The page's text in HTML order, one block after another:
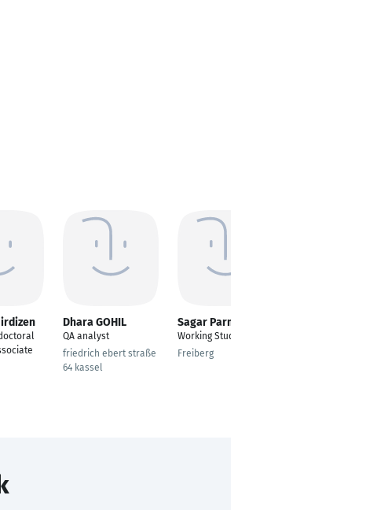
Dhara GOHIL
QA analyst
friedrich ebert straße
64 kassel
Sagar Parmar
Working Student
Freiberg